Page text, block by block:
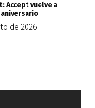
Accept vuelve a
de 2026